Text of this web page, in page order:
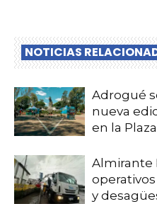
NOTICIAS
Adrogué
nueva
en la
Almirante
y